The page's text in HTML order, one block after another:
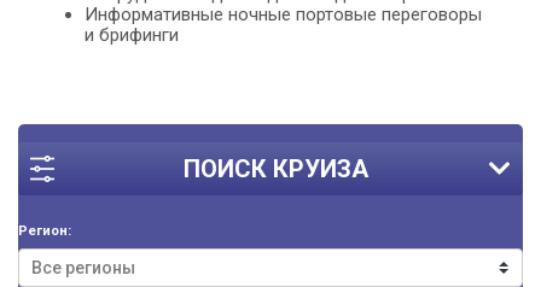
ПОИСК КРУИЗА
Регион:
Информативные ночные портовые переговоры
и брифинги